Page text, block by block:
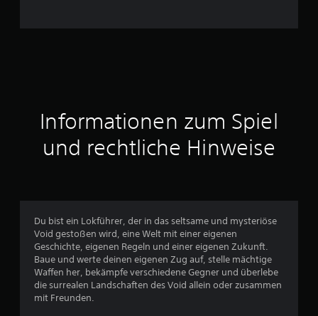
u
s
9
6
B
Informationen zum Spiel
und rechtliche Hinweise
Du bist ein Lokführer, der in das seltsame und mysteriöse
Void gestoßen wird, eine Welt mit einer eigenen
Geschichte, eigenen Regeln und einer eigenen Zukunft.
Baue und werte deinen eigenen Zug auf, stelle mächtige
Waffen her, bekämpfe verschiedene Gegner und überlebe
die surrealen Landschaften des Void allein oder zusammen
mit Freunden.